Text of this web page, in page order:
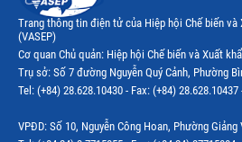
Thị trường Ecuador
Thị trường EU
Thị trường Indonesia
Trang thông tin điện tử của Hiệp hội Chế biến và
(VASEP)
Cơ quan Chủ quản: Hiệp hội Chế biến và Xuất
Trụ sở: Số 7 đường Nguyễn Quý Cảnh, Phường
Tel: (+84) 28.628.10430 - Fax: (+84)
VPĐD: Số 10, Nguyễn Công Hoan, Phường Giảng